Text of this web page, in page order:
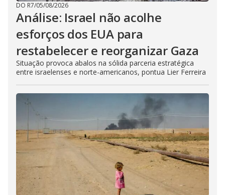
DO R7/05/08/2026
Análise: Israel não acolhe
esforços dos EUA para
restabelecer e reorganizar Gaza
Situação provoca abalos na sólida parceria estratégica
entre israelenses e norte-americanos, pontua Lier Ferreira